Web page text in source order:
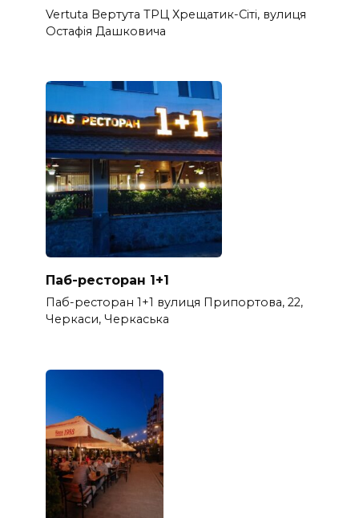
Vertuta Вертута ТРЦ Хрещатик-Сіті, вулиця
Остафія Дашковича
Паб-ресторан 1+1
Паб-ресторан 1+1 вулиця Припортова, 22,
Черкаси, Черкаська